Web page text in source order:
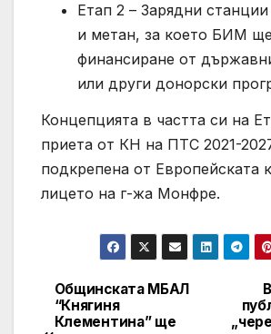
Етап 2 – Зарядни
и метан, за което БИМ
финансиране от
или други донорски
Концепцията в частта си на
приета от КН на ПТС 2021-
подкрепена от Европейската
лицето на г-жа Монфре.
Post
Общинската МБАЛ
“Княгиня
Клементина” ще